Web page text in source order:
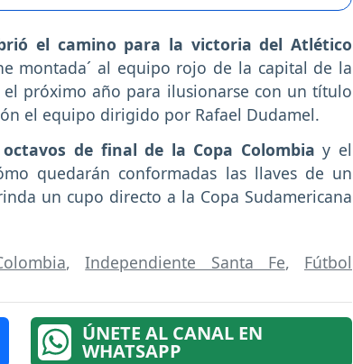
el camino para la victoria del Atlético
montada´ al equipo rojo de la capital de la
próximo año para ilusionarse con un título
el equipo dirigido por Rafael Dudamel.
de final de la Copa Colombiay el
quedarán conformadas las llaves de un
un cupo directo a la Copa Sudamericana
,Independiente Santa Fe, Fútbol
ÚNETE AL CANAL EN
WHATSAPP